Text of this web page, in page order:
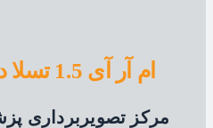
ام آر آی 1.5 تسلا در بوکان ارومیه
مرکز تصویربرداری